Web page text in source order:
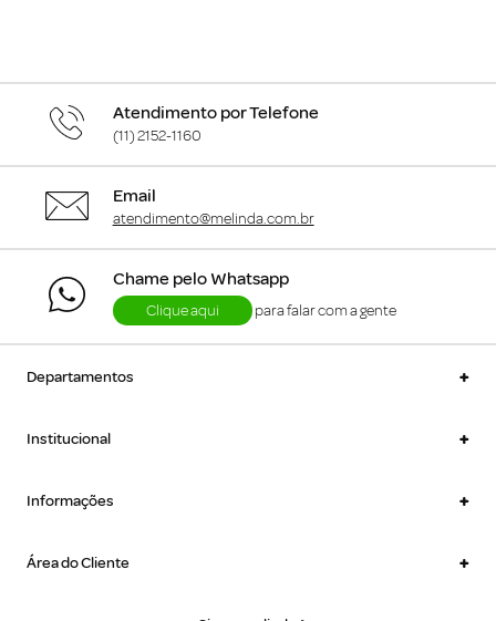
Atendimento por Telefone
(11) 2152-1160
Email
atendimento@melinda.com.br
Chame pelo Whatsapp
Clique aqui para falar com a gente
Departamentos +
Institucional +
Informações +
Área do Cliente +